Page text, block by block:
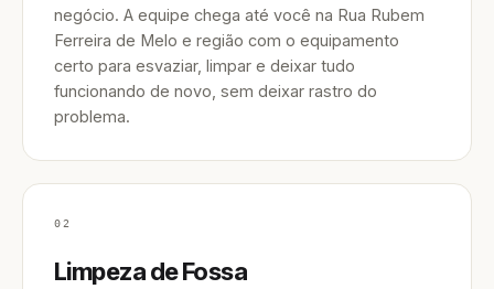
negócio. A equipe chega até você na Rua Rubem
Ferreira de Melo e região com o equipamento
certo para esvaziar, limpar e deixar tudo
funcionando de novo, sem deixar rastro do
problema.
02
Limpeza de Fossa